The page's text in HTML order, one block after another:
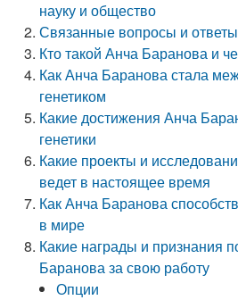
науку и общество
Связанные вопросы и ответы
Кто такой Анча Баранова и
Как Анча Баранова стала
генетиком
Какие достижения Анча
генетики
Какие проекты и
ведет в настоящее время
Как Анча Баранова
в мире
Какие награды и признания
Баранова за свою работу
Опции